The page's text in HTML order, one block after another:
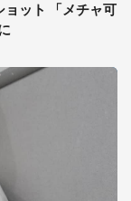
ット 「メチャ可